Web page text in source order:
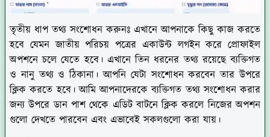
তৃতীয় ধাপ তথ্য সংশোধন করুনঃ এখানে আপনাকে কিছু কাজ করতে
হবে যেমন জাতীয় পরিচয় পত্রের একাউন্ট লগইন করে প্রোফাইল
অপশনে চলে যেতে হবে। এখানে তিন ধরনের তথ্য রয়েছে ব্যক্তিগত
ও নানু তথ্য ও ঠিকানা। আপনি যেটা সংশোধন করবেন তার উপরে
ক্লিক করতে হবে। আমি আপনাদেরকে ব্যক্তিগত তথ্য সংশোধন করার
জন্য উপরে ডান পাশ থেকে এডিট বাটনে ক্লিক করলে নিজের অপশন
গুলো দেখতে পারবেন এবং এভাবেই সকলগুলো করা যায়।